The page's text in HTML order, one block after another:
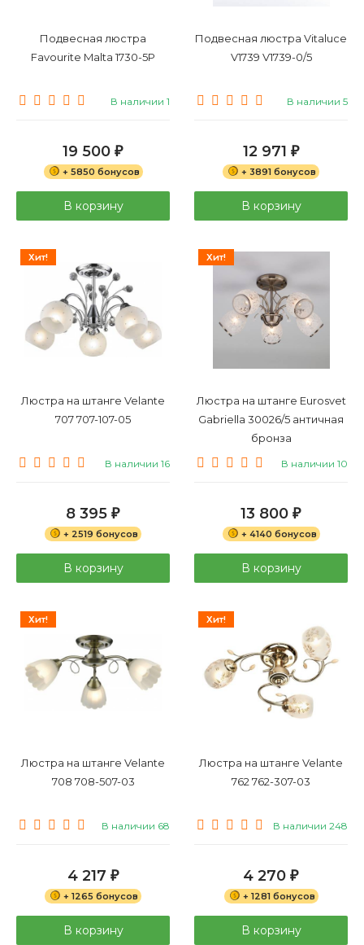
Подвесная люстра
Favourite Malta 1730-5P
В наличии 1
19 500 ₽
+ 5850 бонусов
В корзину
Подвесная люстра Vitaluce
V1739 V1739-0/5
В наличии 5
12 971 ₽
+ 3891 бонусов
В корзину
Хит!
Люстра на штанге Velante
707 707-107-05
В наличии 16
8 395 ₽
+ 2519 бонусов
В корзину
Хит!
Люстра на штанге Eurosvet
Gabriella 30026/5 античная
бронза
В наличии 10
13 800 ₽
+ 4140 бонусов
В корзину
Хит!
Люстра на штанге Velante
708 708-507-03
В наличии 68
4 217 ₽
+ 1265 бонусов
В корзину
Хит!
Люстра на штанге Velante
762 762-307-03
В наличии 248
4 270 ₽
+ 1281 бонусов
В корзину